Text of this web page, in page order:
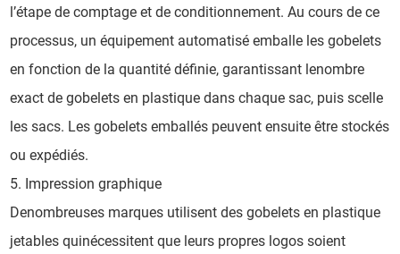
l’étape de comptage et de conditionnement. Au cours de ce
processus, un équipement automatisé emballe les gobelets
en fonction de la quantité définie, garantissant lenombre
exact de gobelets en plastique dans chaque sac, puis scelle
les sacs. Les gobelets emballés peuvent ensuite être stockés
ou expédiés.
5. Impression graphique
Denombreuses marques utilisent des gobelets en plastique
jetables quinécessitent que leurs propres logos soient